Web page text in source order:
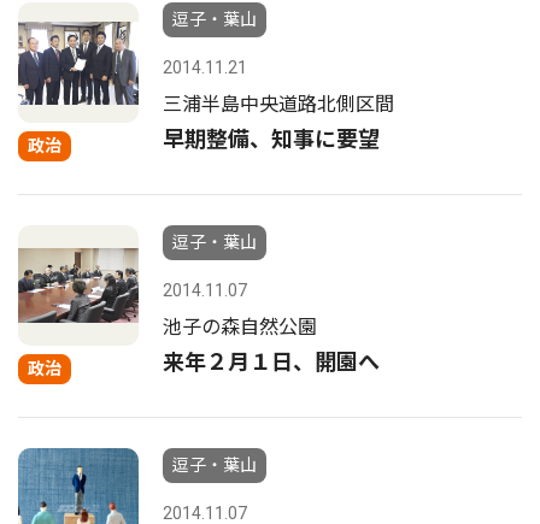
政治
逗子・葉山
2014.11.21
三浦半島中央道路北側区間
早期整備、知事に要望
政治
逗子・葉山
2014.11.07
池子の森自然公園
来年２月１日、開園へ
逗子・葉山
2014.11.07